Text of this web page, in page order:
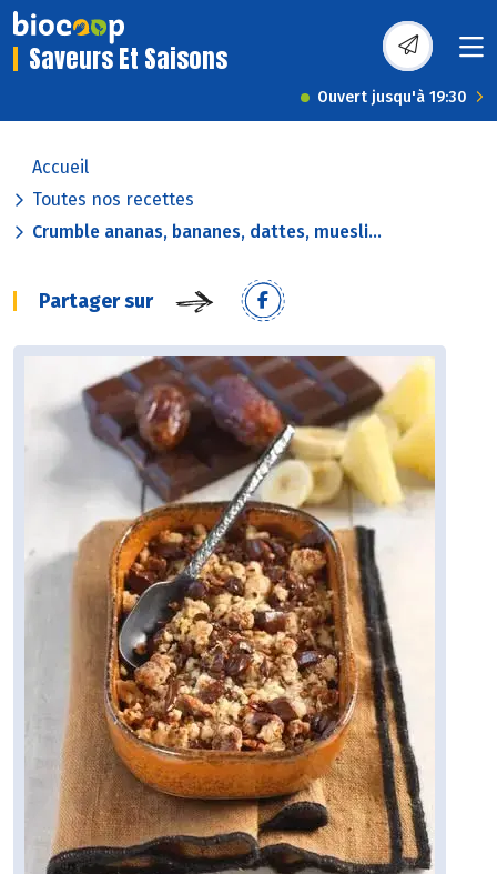
Saveurs Et Saisons
Ouvert jusqu'à 19:30
Accueil
Toutes nos recettes
Crumble ananas, bananes, dattes, muesli...
Partager sur